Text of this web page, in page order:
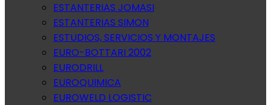
ESTANTERIAS JOMASI
ESTANTERIAS SIMON
ESTUDIOS, SERVICIOS Y MONTAJES
EURO-BOTTARI 2002
EURODRILL
EUROQUIMICA
EUROWELD LOGISTIC